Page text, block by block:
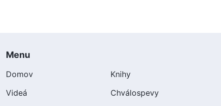
Menu
Domov
Knihy
Videá
Chválospevy